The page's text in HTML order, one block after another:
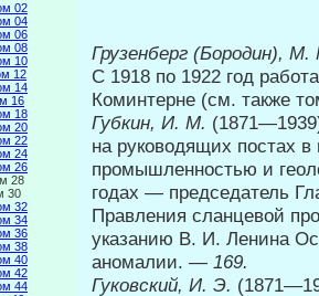
02
04
06
08
10
12
14
16
18
20
22
24
26
28
30
32
34
36
38
40
42
44
Грузенберг (Бородин),
С 1918 по 1922 год
Коминтерне (см. также
Губкин, И. М.
на руководящих по­стах
промышленностью и
годах — председатель
Правления сланцевой
указанию В. И. Ленина
аномалии. — 169.
Гуковский, И. Э.